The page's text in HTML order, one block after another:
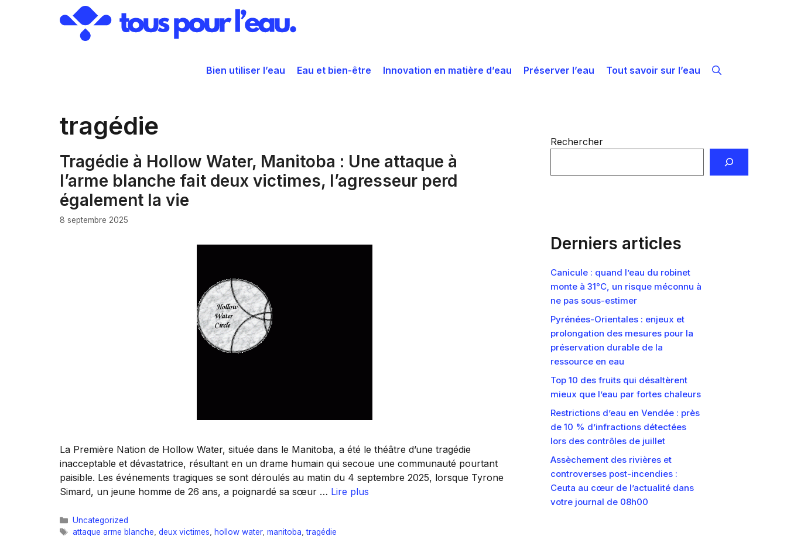
Bien utiliser l’eau Eau et bien-être Innovation en matière d’eau Préserver l’eau Tout savoir sur l’eau
tragédie
Tragédie à Hollow Water, Manitoba : Une attaque à
l’arme blanche fait deux victimes, l’agresseur perd
également la vie
8 septembre 2025
La Première Nation de Hollow Water, située dans le Manitoba, a été le théâtre d’une tragédie
inacceptable et dévastatrice, résultant en un drame humain qui secoue une communauté pourtant
paisible. Les événements tragiques se sont déroulés au matin du 4 septembre 2025, lorsque Tyrone
Simard, un jeune homme de 26 ans, a poignardé sa sœur … Lire plus
Catégories
Uncategorized
Étiquettes
attaque arme blanche deux victimes hollow water, manitoba ,tragédie
Rechercher
Derniers articles
Canicule : quand l’eau du robinet
monte à 31°C, un risque méconnu à
ne pas sous-estimer
Pyrénées-Orientales : enjeux et
prolongation des mesures pour la
préservation durable de la
ressource en eau
Top 10 des fruits qui désaltèrent
mieux que l’eau par fortes chaleurs
Restrictions d’eau en Vendée : près
de 10 % d’infractions détectées
lors des contrôles de juillet
Assèchement des rivières et
controverses post-incendies :
Ceuta au cœur de l’actualité dans
votre journal de 08h00